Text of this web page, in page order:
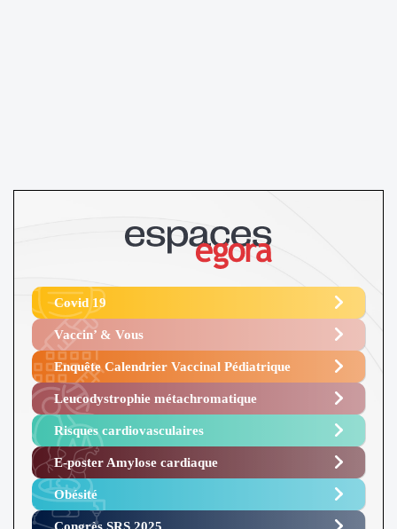
Covid 19
Vaccin’ & Vous
Enquête Calendrier Vaccinal Pédiatrique
Leucodystrophie métachromatique
Risques cardiovasculaires
E-poster Amylose cardiaque ​
Obésité ​